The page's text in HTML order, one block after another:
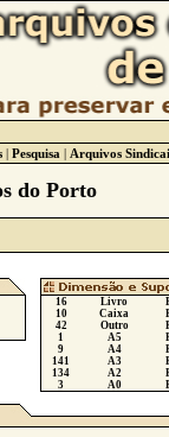
| Pesquisa | Arquivos
do Porto
16 Livro
10
Caixa
42
Outro
1
A5
9
A4
141
A3
134
A2
3
A0